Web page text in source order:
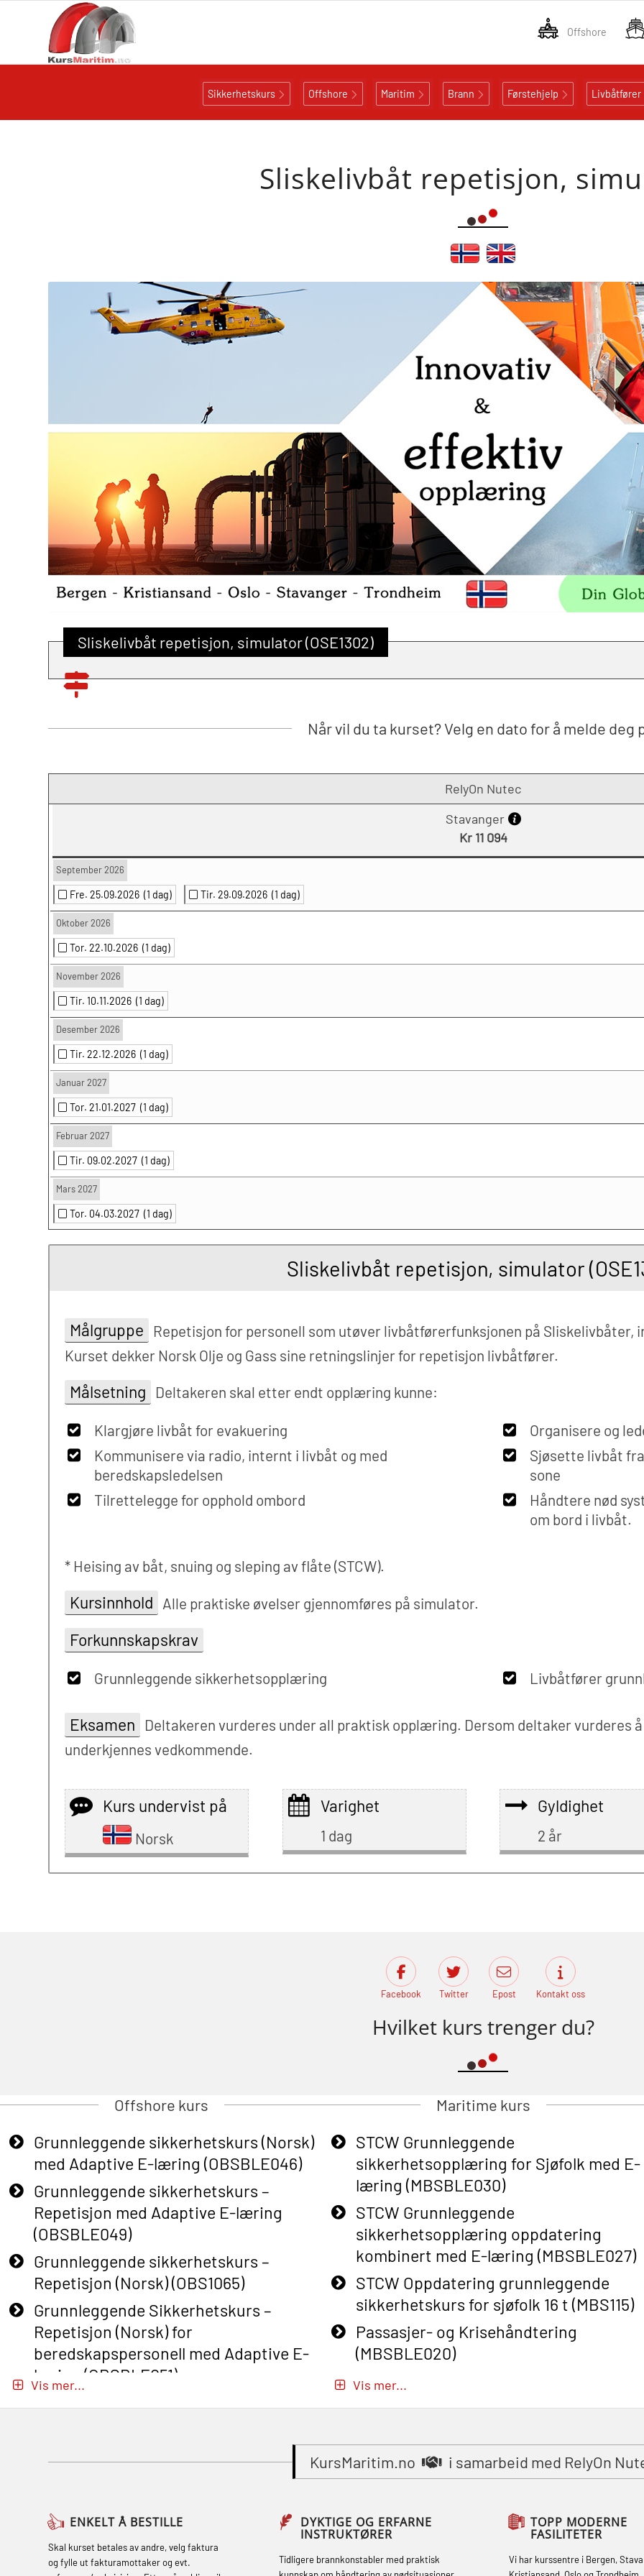
Offshore
Sikkerhetskurs Offshore Maritim Brann Førstehjelp Livbåtfører
Sliskelivbåt repetisjon,
Sliskelivbåt repetisjon, simulator (OSE1302)
Når vil du ta kurset? Velg en dato for å melde deg
RelyOn Nutec
Stavanger
Kr 11 094
September 2026
Fre. 25.09.2026 (1 dag) Tir. 29.09.2026 (1 dag)
Oktober 2026
Tor. 22.10.2026 (1 dag)
November 2026
Tir. 10.11.2026 (1 dag)
Desember 2026
Tir. 22.12.2026 (1 dag)
Januar 2027
Tor. 21.01.2027 (1 dag)
Februar 2027
Tir. 09.02.2027 (1 dag)
Mars 2027
Tor. 04.03.2027 (1 dag)
Sliskelivbåt repetisjon, simulator
Målgruppe
Repetisjon for personell som utøver livbåtførerfunksjonen på
Kurset dekker Norsk Olje og Gass sine retningslinjer for repetisjon livbåtfører.
Målsetning Deltakeren skal etter endt opplæring kunne:
Klargjøre livbåt for evakuering
Kommunisere via radio, internt i livbåt og med
beredskapsledelsen
Tilrettelegge for opphold ombord
Organisere og
Sjøsette livbåt
sone
Håndtere nød
om bord i livbåt.
* Heising av båt, snuing og sleping av flåte (STCW).
Kursinnhold Alle praktiske øvelser gjennomføres på simulator.
Forkunnskapskrav
Grunnleggende sikkerhetsopplæring Livbåtfører
Eksamen
Deltakeren vurderes under all praktisk opplæring. Dersom deltaker vurderes
underkjennes vedkommende.
Kurs undervist på
Norsk
Varighet
1 dag
Gyldighet
2 år
Facebook Twitter Epost Kontakt oss
Hvilket kurs trenger du?
Offshore kurs
Grunnleggende sikkerhetskurs (Norsk)
med Adaptive E-læring (OBSBLE046)
Grunnleggende sikkerhetskurs –
Repetisjon med Adaptive E-læring
(OBSBLE049)
Grunnleggende sikkerhetskurs –
Repetisjon (Norsk) (OBS1065)
Grunnleggende Sikkerhetskurs –
Repetisjon (Norsk) for
beredskapspersonell med Adaptive E-
læring (OBSBLE051)
Basic Safety Training – Refresher
Course (English) (OBS1063)
Basic Safety Training (English) – with E-
Vis mer...
Maritime kurs
STCW Grunnleggende
sikkerhetsopplæring for Sjøfolk med E-
læring (MBSBLE030)
STCW Grunnleggende
sikkerhetsopplæring oppdatering
kombinert med E-læring (MBSBLE027)
STCW Oppdatering grunnleggende
sikkerhetskurs for sjøfolk 16 t (MBS115)
Passasjer- og Krisehåndtering
(MBSBLE020)
Passasjer- og Krisehåndtering
sikkerhetsopplæring for fiskere
(MBSBLE031)
sikkerhetsopplæring for fiskere
oppdatering (MBSBLE032)
STCW Sikkerhetsopplæring for mindre
Vis mer...
KursMaritim.no i samarbeid med RelyOn
ENKELT Å BESTILLE
Skal kurset betales av andre, velg faktura
og fylle ut fakturamottaker og evt.
DYKTIGE OG ERFARNE
INSTRUKTØRER
Tidligere brannkonstabler med praktisk
TOPP MODERNE
FASILITETER
Vi har kurssentre i Bergen,